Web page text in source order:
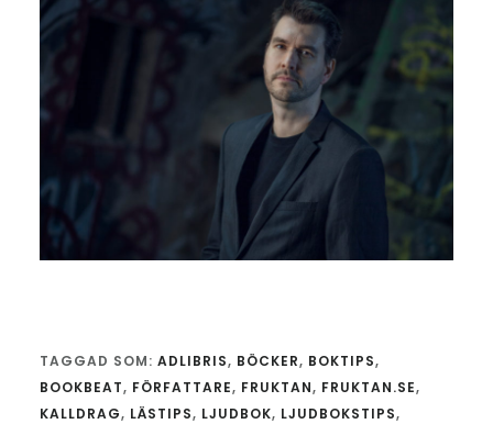
TAGGAD SOM: ADLIBRIS, BÖCKER, BOKTIPS,
BOOKBEAT, FÖRFATTARE, FRUKTAN, FRUKTAN.SE,
KALLDRAG, LÄSTIPS, LJUDBOK, LJUDBOKSTIPS,